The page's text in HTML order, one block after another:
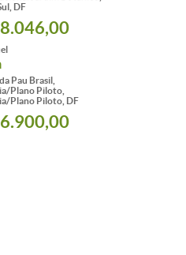
DF
Pau Brasil,
Plano Piloto,
Plano Piloto, DF